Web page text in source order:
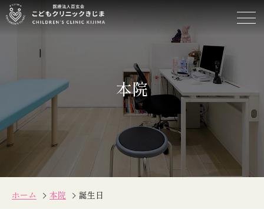
誕
本院
ホーム 本院 誕生日